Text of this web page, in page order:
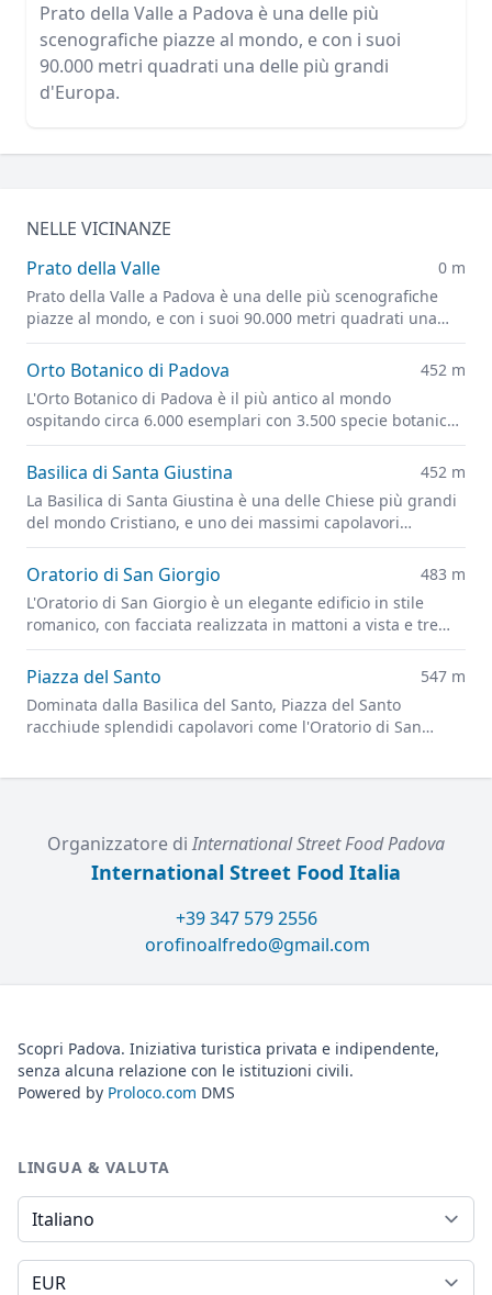
Prato della Valle a Padova è una delle più
scenografiche piazze al mondo, e con i suoi
90.000 metri quadrati una delle più grandi
d'Europa.
NELLE VICINANZE
Prato della Valle
0 m
Prato della Valle a Padova è una delle più scenografiche
piazze al mondo, e con i suoi 90.000 metri quadrati una
delle più grandi d'Europa.
Orto Botanico di Padova
452 m
L'Orto Botanico di Padova è il più antico al mondo
ospitando circa 6.000 esemplari con 3.500 specie botaniche
e il futuristico Giardino della Biodiversità.
Basilica di Santa Giustina
452 m
La Basilica di Santa Giustina è una delle Chiese più grandi
del mondo Cristiano, e uno dei massimi capolavori
dell'architettura rinascimentale.
Oratorio di San Giorgio
483 m
L'Oratorio di San Giorgio è un elegante edificio in stile
romanico, con facciata realizzata in mattoni a vista e tre
bassorilievi in pietra, tra cui spicca al centro San Giorgio
che uccide il drago.
Piazza del Santo
547 m
Dominata dalla Basilica del Santo, Piazza del Santo
racchiude splendidi capolavori come l'Oratorio di San
Organizzatore diInternational Street Food Padova
International Street Food Italia
+39 347 579 2556
orofinoalfredo@gmail.com
Scopri Padova. Iniziativa turistica privata e indipendente,
senza alcuna relazione con le istituzioni civili.
Powered by Proloco.com DMS
LINGUA & VALUTA
Lingua
Valuta